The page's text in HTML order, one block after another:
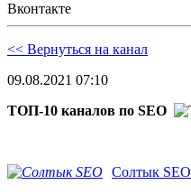
Вконтакте
<< Вернуться на канал
09.08.2021 07:10
ТОП-10 каналов по SEO
Солтык SEO